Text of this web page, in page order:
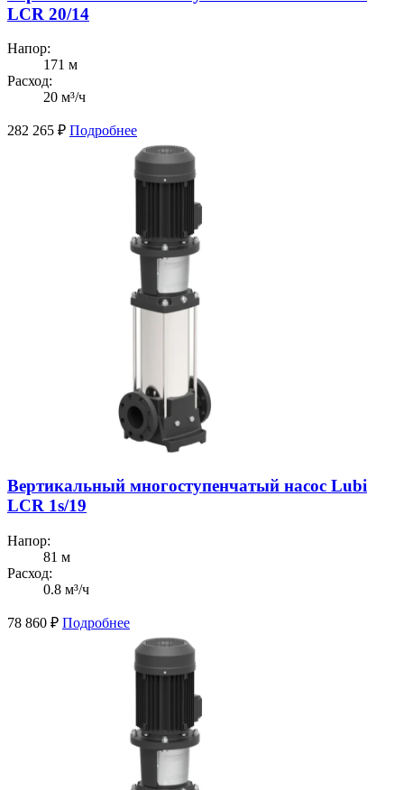
LCR 20/14
Напор:
171 м
Расход:
20 м³/ч
282 265 ₽ Подробнее
Вертикальный многоступенчатый насос Lubi
LCR 1s/19
Напор:
81 м
Расход:
0.8 м³/ч
78 860 ₽ Подробнее